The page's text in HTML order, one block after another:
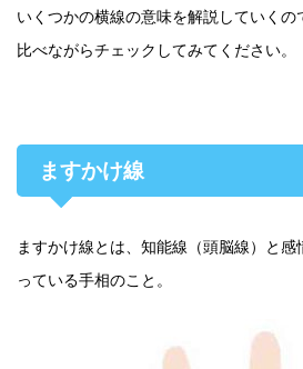
いくつかの横線の意味を解説していくの
比べながらチェックしてみてください。
ますかけ線
ますかけ線とは、知能線（頭脳線）と
っている手相のこと。